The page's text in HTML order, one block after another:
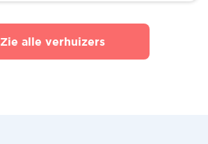
Zie alle verhuizers